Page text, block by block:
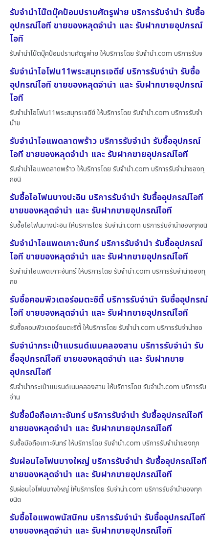
รับจำนำโน๊ตบุ๊คป้อมปราบศัตรูพ่าย บริการรับจำนำ รับซื้อ
อุปกรณ์ไอที ขายของหลุดจำนำ และ รับฝากขายอุปกรณ์
ไอที
รับจำนำโน๊ตบุ๊คป้อมปราบศัตรูพ่าย ให้บริการโดย รับจํานํา.com บริการรับจ
รับจำนำไอโฟน11พระสมุทรเจดีย์ บริการรับจำนำ รับซื้อ
อุปกรณ์ไอที ขายของหลุดจำนำ และ รับฝากขายอุปกรณ์
ไอที
รับจำนำไอโฟน11พระสมุทรเจดีย์ ให้บริการโดย รับจํานํา.com บริการรับจำ
นำข
รับจำนำไอแพดลาดพร้าว บริการรับจำนำ รับซื้ออุปกรณ์
ไอที ขายของหลุดจำนำ และ รับฝากขายอุปกรณ์ไอที
รับจำนำไอแพดลาดพร้าว ให้บริการโดย รับจํานํา.com บริการรับจำนำของทุ
กชนิ
รับซื้อไอโฟนบางปะอิน บริการรับจำนำ รับซื้ออุปกรณ์ไอที
ขายของหลุดจำนำ และ รับฝากขายอุปกรณ์ไอที
รับซื้อไอโฟนบางปะอิน ให้บริการโดย รับจํานํา.com บริการรับจำนำของทุกชนิ
รับจำนำไอแพดเกาะจันทร์ บริการรับจำนำ รับซื้ออุปกรณ์
ไอที ขายของหลุดจำนำ และ รับฝากขายอุปกรณ์ไอที
รับจำนำไอแพดเกาะจันทร์ ให้บริการโดย รับจํานํา.com บริการรับจำนำของทุ
กช
รับซื้อคอมพิวเตอร์อมตะซิตี้ บริการรับจำนำ รับซื้ออุปกรณ์
ไอที ขายของหลุดจำนำ และ รับฝากขายอุปกรณ์ไอที
รับซื้อคอมพิวเตอร์อมตะซิตี้ ให้บริการโดย รับจํานํา.com บริการรับจำนำขอ
รับจำนำกระเป๋าแบรนด์เนมคลองสาน บริการรับจำนำ รับ
ซื้ออุปกรณ์ไอที ขายของหลุดจำนำ และ รับฝากขาย
อุปกรณ์ไอที
รับจำนำกระเป๋าแบรนด์เนมคลองสาน ให้บริการโดย รับจํานํา.com บริการรับ
จำน
รับซื้อมือถือเกาะจันทร์ บริการรับจำนำ รับซื้ออุปกรณ์ไอที
ขายของหลุดจำนำ และ รับฝากขายอุปกรณ์ไอที
รับซื้อมือถือเกาะจันทร์ ให้บริการโดย รับจํานํา.com บริการรับจำนำของทุก
รับผ่อนไอโฟนบางใหญ่ บริการรับจำนำ รับซื้ออุปกรณ์ไอที
ขายของหลุดจำนำ และ รับฝากขายอุปกรณ์ไอที
รับผ่อนไอโฟนบางใหญ่ ให้บริการโดย รับจํานํา.com บริการรับจำนำของทุก
ชนิด
รับซื้อไอแพดพนัสนิคม บริการรับจำนำ รับซื้ออุปกรณ์ไอที
ขายของหลุดจำนำ และ รับฝากขายอุปกรณ์ไอที